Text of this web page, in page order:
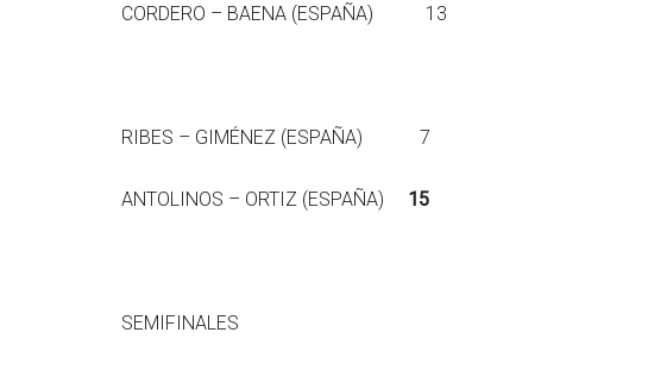
CORDERO – BAENA (ESPAÑA) 13
RIBES – GIMÉNEZ (ESPAÑA) 7
ANTOLINOS – ORTIZ (ESPAÑA) 15
SEMIFINALES